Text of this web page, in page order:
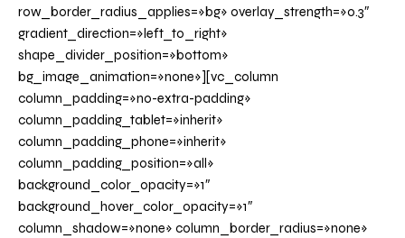
row_border_radius_applies=»bg» overlay_strength=»0.3″
gradient_direction=»left_to_right»
shape_divider_position=»bottom»
bg_image_animation=»none»][vc_column
column_padding=»no-extra-padding»
column_padding_tablet=»inherit»
column_padding_phone=»inherit»
column_padding_position=»all»
background_color_opacity=»1″
background_hover_color_opacity=»1″
column_shadow=»none» column_border_radius=»none»